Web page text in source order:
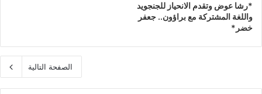
*رشا عوض وتقدم الانحياز للجنجويد
واللغة المشتركة مع براؤون.. جعفر
خضر*
الصفحة التالية